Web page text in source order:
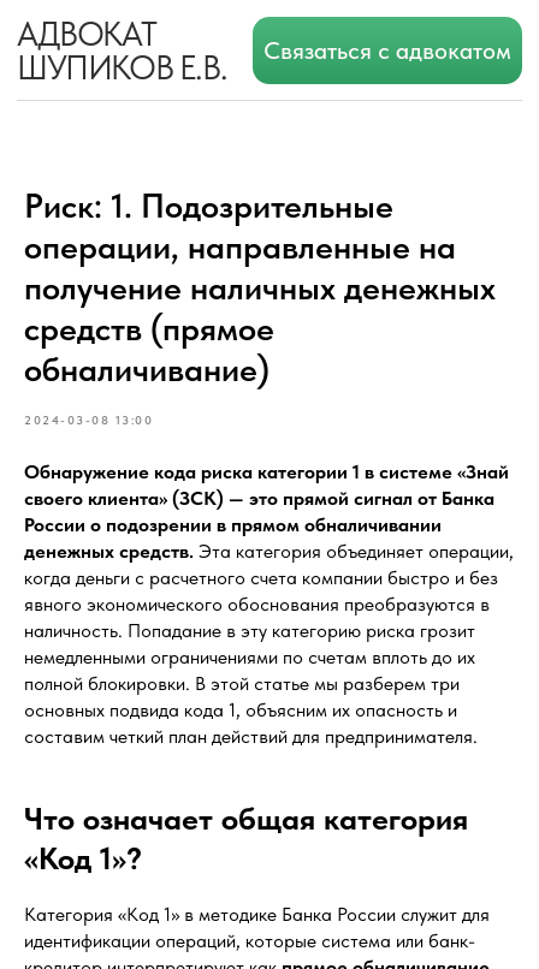
АДВОКАТ
ШУПИКОВ Е.В.
Связаться с адвокатом
Риск: 1. Подозрительные
операции, направленные на
получение наличных денежных
средств (прямое
обналичивание)
2024-03-08 13:00
Обнаружение кода риска категории 1 в системе «Знай
своего клиента» (ЗСК) — это прямой сигнал от Банка
России о подозрении в прямом обналичивании
денежных средств. Эта категория объединяет операции,
когда деньги с расчетного счета компании быстро и без
явного экономического обоснования преобразуются в
наличность. Попадание в эту категорию риска грозит
немедленными ограничениями по счетам вплоть до их
полной блокировки. В этой статье мы разберем три
основных подвида кода 1, объясним их опасность и
составим четкий план действий для предпринимателя.
Что означает общая категория
«Код 1»?
Категория «Код 1» в методике Банка России служит для
идентификации операций, которые система или банк-